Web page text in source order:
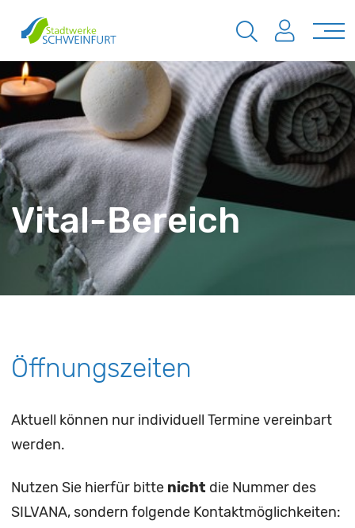
Vital-Bereich
Öffnungszeiten
Aktuell können nur individuell Termine vereinbart
werden.
Nutzen Sie hierfür bitte nicht die Nummer des
SILVANA, sondern folgende Kontaktmöglichkeiten: